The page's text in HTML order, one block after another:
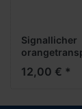
Signallicher
Sockeln, je
12,00 € *